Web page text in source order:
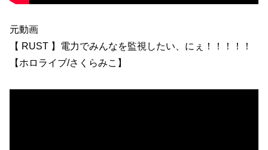
元動画
【 RUST 】電力でみんなを監視したい、にぇ！！！！！
【ホロライブ/さくらみこ】